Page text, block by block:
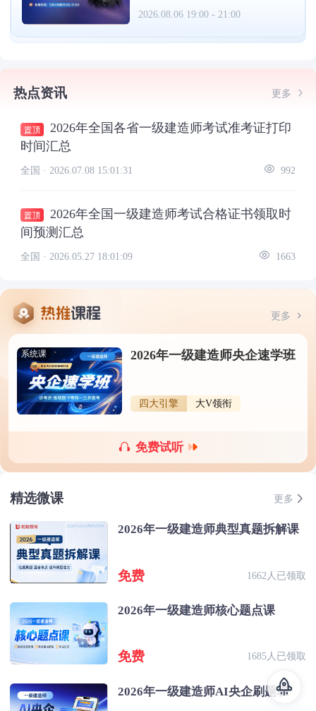
2026.08.06 19:00 - 21:00
热点资讯 更多
2026年全国各省一级建造师考试准考证打印
时间汇总
全国 · 2026.07.08 15:01:31 992
2026年全国一级建造师考试合格证书领取时
间预测汇总
全国 · 2026.05.27 18:01:09 1663
更多
系统课 2026年一级建造师央企速学班
四大引擎 大V领衔
免费试听
精选微课 更多
2026年一级建造师典型真题拆解课
免费 1662人已领取
2026年一级建造师核心题点课
免费 1685人已领取
2026年一级建造师AI央企刷题班